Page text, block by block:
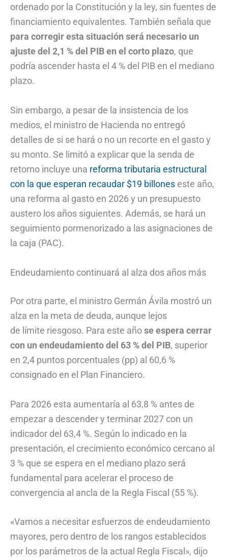
ordenado por la Constitución y la ley, sin fuentes de
financiamiento equivalentes. También señala que
para corregir esta situación será necesario un
ajuste del 2,1 % del PIB en el corto plazo, que
podría ascender hasta el 4 % del PIB en el mediano
plazo.
Sin embargo, a pesar de la insistencia de los
medios, el ministro de Hacienda no entregó
detalles de si se hará o no un recorte en el gasto y
su monto. Se limitó a explicar que la senda de
retorno incluye una reforma tributaria estructural
con la que esperan recaudar $19 billones este año,
una reforma al gasto en 2026 y un presupuesto
austero los años siguientes. Además, se hará un
seguimiento pormenorizado a las asignaciones de
la caja (PAC).
Endeudamiento continuará al alza dos años más
Por otra parte, el ministro Germán Ávila mostró un
alza en la meta de deuda, aunque lejos
de límite riesgoso. Para este añose espera cerrar
con un endeudamiento del 63 % del PIB, superior
en 2,4 puntos porcentuales (pp) al 60,6 %
consignado en el Plan Financiero.
Para 2026 esta aumentaría al 63,8 % antes de
empezar a descender y terminar 2027 con un
indicador del 63,4 %. Según lo indicado en la
presentación, el crecimiento económico cercano al
3 % que se espera en el mediano plazo será
fundamental para acelerar el proceso de
convergencia al ancla de la Regla Fiscal (55 %).
«Vamos a necesitar esfuerzos de endeudamiento
mayores, pero dentro de los rangos establecidos
por los parámetros de la actual Regla Fiscal», dijo